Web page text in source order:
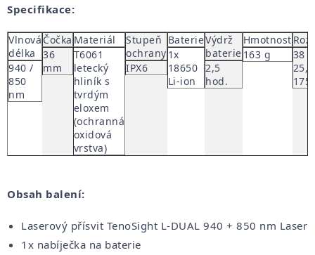
Specifikace:
Vlnová
délka
940 /
850
nm
Čočka
36
mm
Materiál
T6061
letecký
hliník s
tvrdým
eloxem
(ochranná
oxidová
vrstva)
Stupeň
ochrany
IPX6
Baterie
1x
18650
Li-ion
Výdrž
baterie
2,5
hod.
Hmotnost
163 g
38 x
175
Obsah balení:
Laserový přísvit TenoSight L-DUAL 940 + 850 nm Laser
1x nabíječka na baterie